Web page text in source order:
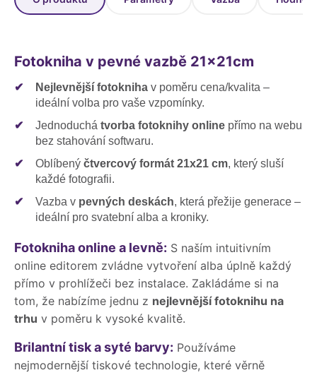
Fotokniha v pevné vazbě 21x21cm
✔ Nejlevnější fotokniha v poměru cena/kvalita –
ideální volba pro vaše vzpomínky.
✔
Jednoduchá tvorba fotoknihy online přímo na webu
bez stahování softwaru.
✔
Oblíbený čtvercový formát 21x21 cm, který sluší
každé fotografii.
✔
Vazba v pevných deskách, která přežije generace –
ideální pro svatební alba a kroniky.
Fotokniha online a levně: S naším intuitivním
online editorem zvládne vytvoření alba úplně každý
přímo v prohlížeči bez instalace. Zakládáme si na
tom, že nabízíme jednu z nejlevnější fotoknihu na
trhu v poměru k vysoké kvalitě.
Brilantní tisk a syté barvy: Používáme
nejmodernější tiskové technologie, které věrně